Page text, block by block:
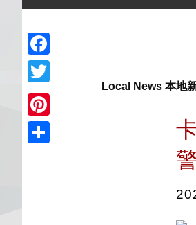
Facebook
Twitter
Pinterest
Local News 本地